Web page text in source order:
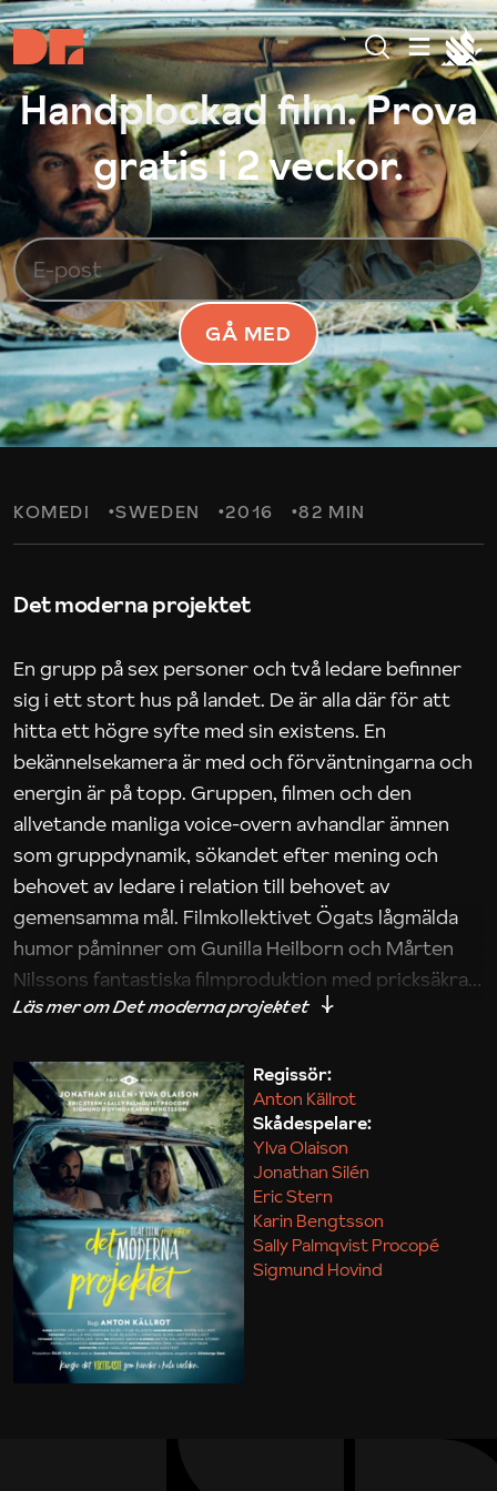
Handplockad film. Prova
gratis i 2 veckor.
GÅ MED
KOMEDI SWEDEN 2016 82 MIN
Det moderna projektet
En grupp på sex personer och två ledare befinner
sig i ett stort hus på landet. De är alla där för att
hitta ett högre syfte med sin existens. En
bekännelsekamera är med och förväntningarna och
energin är på topp. Gruppen, filmen och den
allvetande manliga voice-overn avhandlar ämnen
som gruppdynamik, sökandet efter mening och
behovet av ledare i relation till behovet av
gemensamma mål. Filmkollektivet Ögats lågmälda
humor påminner om Gunilla Heilborn och Mårten
Nilssons fantastiska filmproduktion med pricksäkra
iakttagelser om hur svårt det kan vara att omsätta
Maja Kekonius
Regissör:
Anton Källrot
Skådespelare:
Ylva Olaison
Jonathan Silén
Eric Stern
Karin Bengtsson
Sally Palmqvist Procopé
Sigmund Hovind